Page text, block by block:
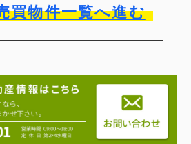
買物件一覧へ進む